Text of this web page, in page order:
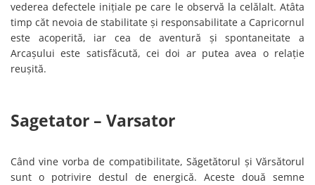
vederea defectele inițiale pe care le observă la celălalt. Atâta
timp căt nevoia de stabilitate și responsabilitate a Capricornul
este acoperită, iar cea de aventură și spontaneitate a
Arcașului este satisfăcută, cei doi ar putea avea o relație
reușită.
Sagetator – Varsator
Când vine vorba de compatibilitate, Săgetătorul și Vărsătorul
sunt o potrivire destul de energică. Aceste două semne